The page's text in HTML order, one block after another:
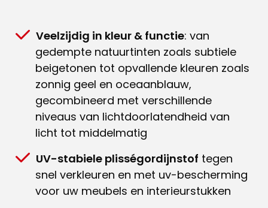
Veelzijdig in kleur & functie: van
gedempte natuurtinten zoals subtiele
beigetonen tot opvallende kleuren zoals
zonnig geel en oceaanblauw,
gecombineerd met verschillende
niveaus van lichtdoorlatendheid van
licht tot middelmatig
UV-stabiele plisségordijnstof tegen
snel verkleuren en met uv-bescherming
voor uw meubels en interieurstukken